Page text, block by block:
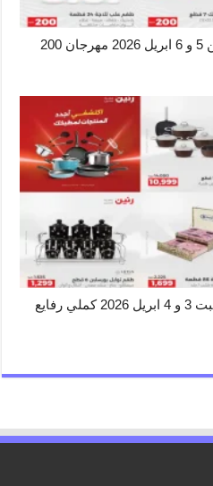
عروض رنين اليوم الاحد و الاثنين 5 و 6 ابريل 2026 مهرجان 200
عروض رنين اليوم الجمعة والسبت 3 و 4 ابريل 2026 كملي رفايع